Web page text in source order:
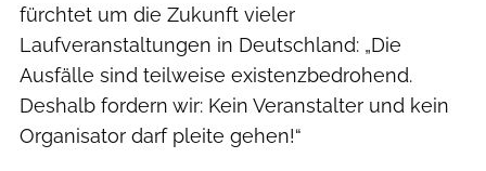
fürchtet um die Zukunft vieler
Laufveranstaltungen in Deutschland: „Die
Ausfälle sind teilweise existenzbedrohend.
Deshalb fordern wir: Kein Veranstalter und kein
Organisator darf pleite gehen!“